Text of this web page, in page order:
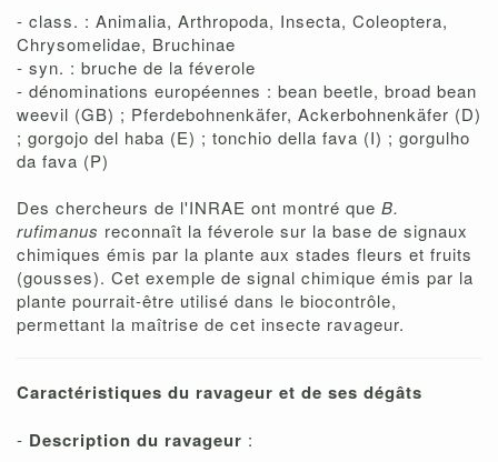
- class. : Animalia, Arthropoda, Insecta, Coleoptera,
Chrysomelidae, Bruchinae
- syn. : bruche de la féverole
- dénominations européennes : bean beetle, broad bean
weevil (GB) ; Pferdebohnenkäfer, Ackerbohnenkäfer (D)
; gorgojo del haba (E) ; tonchio della fava (I) ; gorgulho
da fava (P)
Des chercheurs de l'INRAE ont montré que B.
rufimanus reconnaît la féverole sur la base de signaux
chimiques émis par la plante aux stades fleurs et fruits
(gousses). Cet exemple de signal chimique émis par la
plante pourrait-être utilisé dans le biocontrôle,
permettant la maîtrise de cet insecte ravageur.
Caractéristiques du ravageur et de ses dégâts
- Description du ravageur :